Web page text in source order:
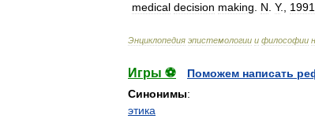
medical decision making N Y., 1991
Энциклопедия эпистемологии и философии
Игры ⚽
Поможем написать
Синонимы:
этика